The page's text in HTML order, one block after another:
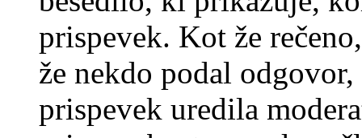
prispevek. Kot že
že nekdo podal
prispevek uredila